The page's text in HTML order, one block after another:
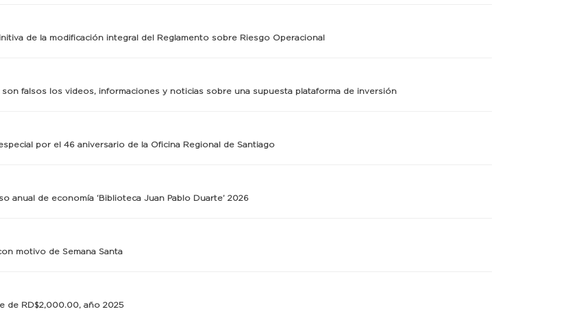
de la modificación integral del Reglamento sobre Riesgo Operacional
son falsos los videos, informaciones y noticias sobre una supuesta plataforma de inversión
por el 46 aniversario de la Oficina Regional de Santiago
anual de economía ‘Biblioteca Juan Pablo Duarte’ 2026
motivo de Semana Santa
de RD$2,000.00, año 2025